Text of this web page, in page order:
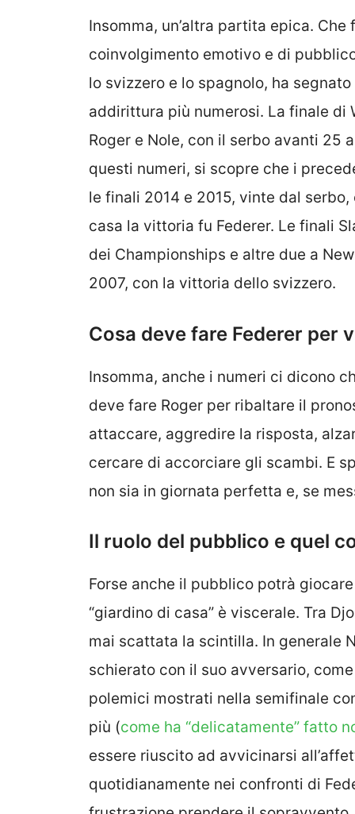
Insomma, un’altra partita epica.
coinvolgimento emotivo e di
lo svizzero e lo spagnolo, ha
addirittura più numerosi. La finale di
Roger e Nole, con il serbo avanti 25
questi numeri, si scopre che i
le finali 2014 e 2015, vinte dal
casa la vittoria fu Federer. Le finali
dei Championships e altre due a
2007, con la vittoria dello svizzero.
Cosa deve fare Federer per
Insomma, anche i numeri ci dicono
deve fare Roger per ribaltare il
attaccare, aggredire la risposta,
cercare di accorciare gli scambi. E
non sia in giornata perfetta e, se
Il ruolo del pubblico e quel
Forse anche il pubblico potrà
“giardino di casa” è viscerale. Tra
mai scattata la scintilla. In generale
schierato con il suo avversario,
polemici mostrati nella semifinale
più (come ha “delicatamente” fatto
essere riuscito ad avvicinarsi
quotidianamente nei confronti di